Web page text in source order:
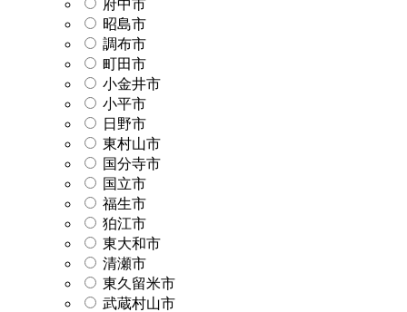
府中市
昭島市
調布市
町田市
小金井市
小平市
日野市
東村山市
国分寺市
国立市
福生市
狛江市
東大和市
清瀬市
東久留米市
武蔵村山市